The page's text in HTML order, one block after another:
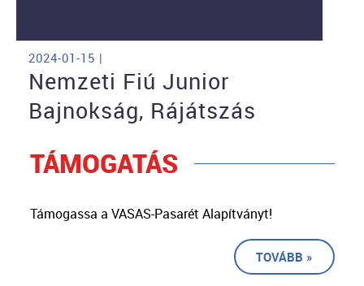
2024-01-15 |
Nemzeti Fiú Junior
Bajnokság, Rájátszás
TÁMOGATÁS
Támogassa a VASAS-Pasarét Alapítványt!
TOVÁBB »